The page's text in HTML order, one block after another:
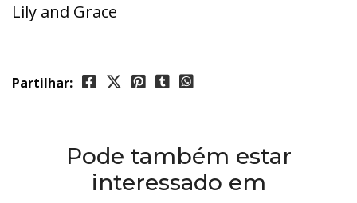
Lily and Grace
Partilhar:
Pode também estar
interessado em